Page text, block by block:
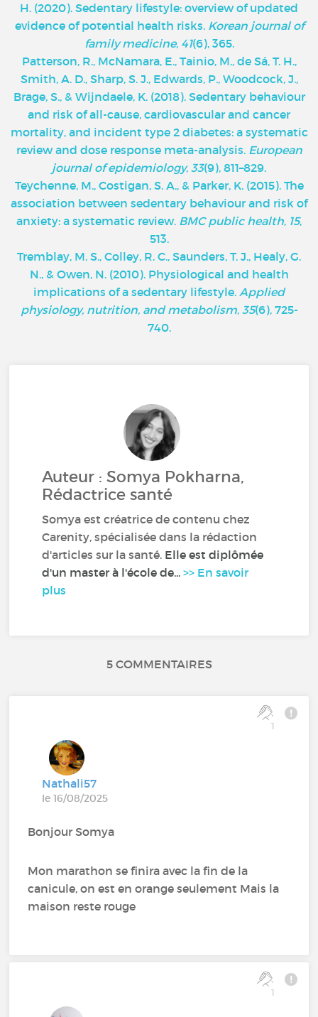
H. (2020). Sedentary lifestyle: overview of updated
evidence of potential health risks. Korean journal of
family medicine, 41(6), 365.
Patterson, R., McNamara, E., Tainio, M., de Sá, T. H.,
Smith, A. D., Sharp, S. J., Edwards, P., Woodcock, J.,
Brage, S., & Wijndaele, K. (2018). Sedentary behaviour
and risk of all-cause, cardiovascular and cancer
mortality, and incident type 2 diabetes: a systematic
review and dose response meta-analysis. European
journal of epidemiology, 33(9), 811–829.
Teychenne, M., Costigan, S. A., & Parker, K. (2015). The
association between sedentary behaviour and risk of
anxiety: a systematic review. BMC public health, 15,
513.
Tremblay, M. S., Colley, R. C., Saunders, T. J., Healy, G.
N., & Owen, N. (2010). Physiological and health
implications of a sedentary lifestyle. Applied
physiology, nutrition, and metabolism, 35(6), 725-
740.
Auteur : Somya Pokharna,
Rédactrice santé
Somya est créatrice de contenu chez
Carenity, spécialisée dans la rédaction
d'articles sur la santé. Elle est diplômée
d'un master à l'école de...>> En savoir
plus
5 COMMENTAIRES
1
Nathali57
le 16/08/2025
Bonjour Somya
Mon marathon se finira avec la fin de la
canicule, on est en orange seulement Mais la
maison reste rouge
1